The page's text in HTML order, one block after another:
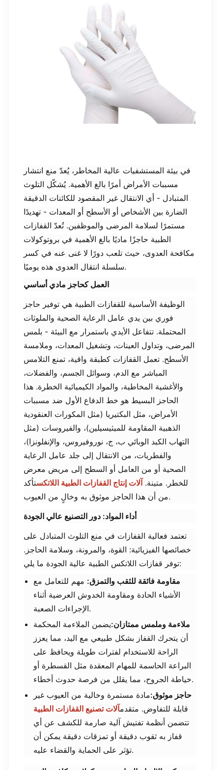
في بيئة المستشفيات عالية المخاطر، يُعدّ منع انتشار
مسببات الأمراض أمرًا بالغ الأهمية. يُشكّل التلوث
المتبادل - أي الانتقال غير المقصود للكائنات الدقيقة
الضارة بين الأشخاص أو الأسطح أو المعدات - تهديدًا
مستمرًا لسلامة المرضى والموظفين. تُعدّ القفازات
الطبية حاجزًا ماديًا بالغ الأهمية في بروتوكولات
مكافحة العدوى، حيث تلعب دورًا لا غنى عنه في كسر
سلسلة انتقال العدوى هذه يوميًا.
العمل كحاجز مادي أساسي
الوظيفة الأساسية للقفازات الطبية هي توفير حاجز
فوري بين يدي عامل الرعاية الصحية والملوثات
المحتملة. تتفاعل الأيدي باستمرار مع البيئة - بلمس
المرضى، وتداول العينات، وتشغيل المعدات، وملامسة
الأسطح. تعمل القفازات كطبقة واقية، تمنع التلامس
المباشر مع الدم، وسوائل الجسم، والفضلات،
والأغشية المخاطية، والمواد الكيميائية الخطرة. هذا
الحاجز البسيط هو خط الدفاع الأول ضد مسببات
الأمراض، مثل البكتيريا (مثل المكورات العنقودية
الذهبية المقاومة للميثيسيلين)، والفيروسات (مثل
التهاب الكبد الوبائي ب، ج، نوروفيروس، والإنفلونزا)،
والفطريات، من الانتقال إلى جلد عامل الرعاية
الصحية أو من العامل أو السطح إلى مريض معرض
للخطر. متينة.آلات إنتاج القفازات الطبية اللاتكستأكد
من أن هذا الحاجز موثوق به وخالٍ من العيوب.
أداء المواد: دور التصنيع عالي الجودة
تعتمد فعالية القفازات في منع التلوث المتبادل على
خصائصها الفيزيائية: القوة، والمرونة، وسلامة الحاجز.
توفر قفازات اللاتكس الطبية عالية الجودة ما يلي:
مقاومة فائقة للثقب والتمزق: ​ مهم للتعامل مع
الأشياء الحادة ومقاومة الخدوش العرضية أثناء
الإجراءات الصعبة.
ملاءمة وملمس ممتازان:يضمن الملاءمة المحكمة
أن يتحرك القفاز بشكل طبيعي مع اليد، مما يعزز
الراحة للاستخدام لفترات طويلة ويحافظ على
البراعة الحاسمة للمهام المعقدة مثل القسطرة أو
خياطة الجروح، مما يقلل من فرصة حدوث أخطاء.
حاجز موثوق:مادة مستمرة وخالية من العيوب غير
قابلة للتفاوض. متقدمآلات تصنيع القفازات الطبية
تتضمن أنظمة تفتيش آلية صارمة للكشف عن أي
قفاز به ثقوب دقيقة أو تمزقات دقيقة يمكن أن
تؤثر على الحماية والقضاء عليه.